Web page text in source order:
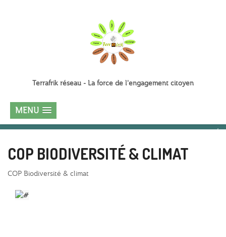
Terrafrik réseau - La force de l'engagement citoyen
MENU
COP BIODIVERSITÉ & CLIMAT
COP Biodiversité & climat